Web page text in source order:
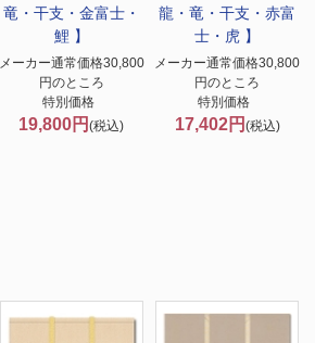
竜・干支・金富士・
鯉 】
メーカー通常価格30,800
円のところ
特別価格
19,800円(税込)
龍・竜・干支・赤富
士・虎 】
メーカー通常価格30,800
円のところ
特別価格
17,402円 (税込)